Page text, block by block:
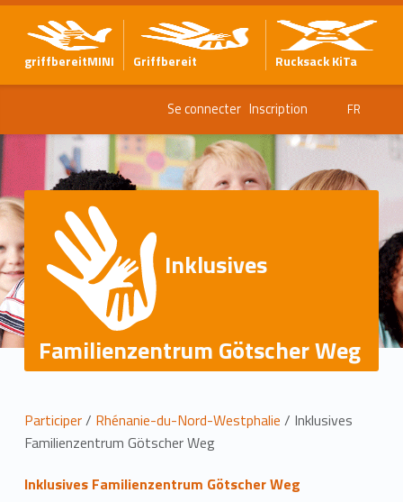
griffbereitMINI Griffbereit Rucksack KiTa
Se connecter Inscription FR
Inklusives
Familienzentrum Götscher Weg
L
i
Participer/ Rhénanie-du-Nord-Westphalie / Inklusives
Familienzentrum Götscher Weg
Inklusives Familienzentrum Götscher Weg